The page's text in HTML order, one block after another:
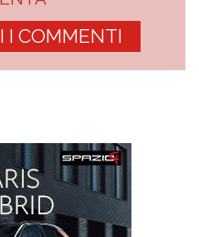
I COMMENTI